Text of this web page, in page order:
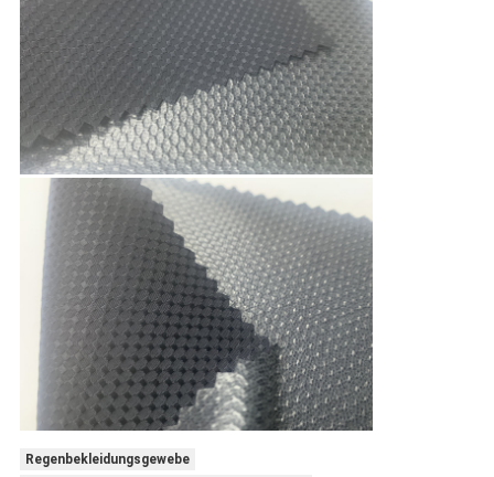
Regenbekleidungsgewebe